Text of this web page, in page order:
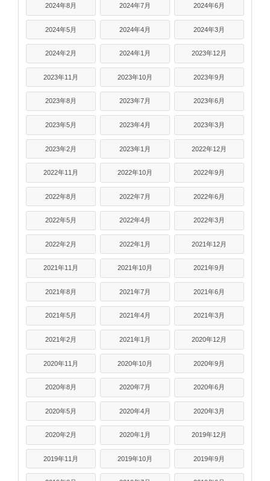
2024年8月 2024年7月 2024年6月
2024年5月 2024年4月 2024年3月
2024年2月 2024年1月 2023年12月
2023年11月 2023年10月 2023年9月
2023年8月 2023年7月 2023年6月
2023年5月 2023年4月 2023年3月
2023年2月 2023年1月 2022年12月
2022年11月 2022年10月 2022年9月
2022年8月 2022年7月 2022年6月
2022年5月 2022年4月 2022年3月
2022年2月 2022年1月 2021年12月
2021年11月 2021年10月 2021年9月
2021年8月 2021年7月 2021年6月
2021年5月 2021年4月 2021年3月
2021年2月 2021年1月 2020年12月
2020年11月 2020年10月 2020年9月
2020年8月 2020年7月 2020年6月
2020年5月 2020年4月 2020年3月
2020年2月 2020年1月 2019年12月
2019年11月 2019年10月 2019年9月